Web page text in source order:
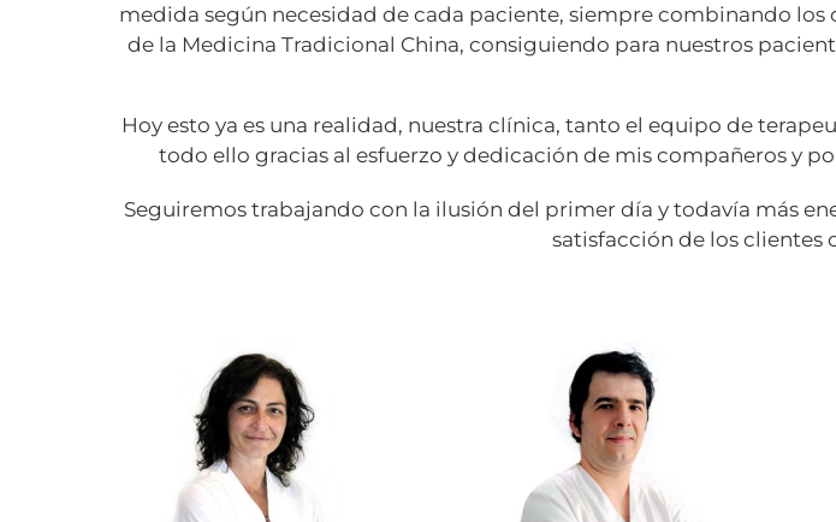
medida según necesidad de cada paciente, siempre combinando
de la Medicina Tradicional China, consiguiendo para nuestros
Hoy esto ya es una realidad, nuestra clínica, tanto el equipo de
todo ello gracias al esfuerzo y dedicación de mis compañeros y
Seguiremos trabajando con la ilusión del primer día y todavía más
satisfacción de los clientes